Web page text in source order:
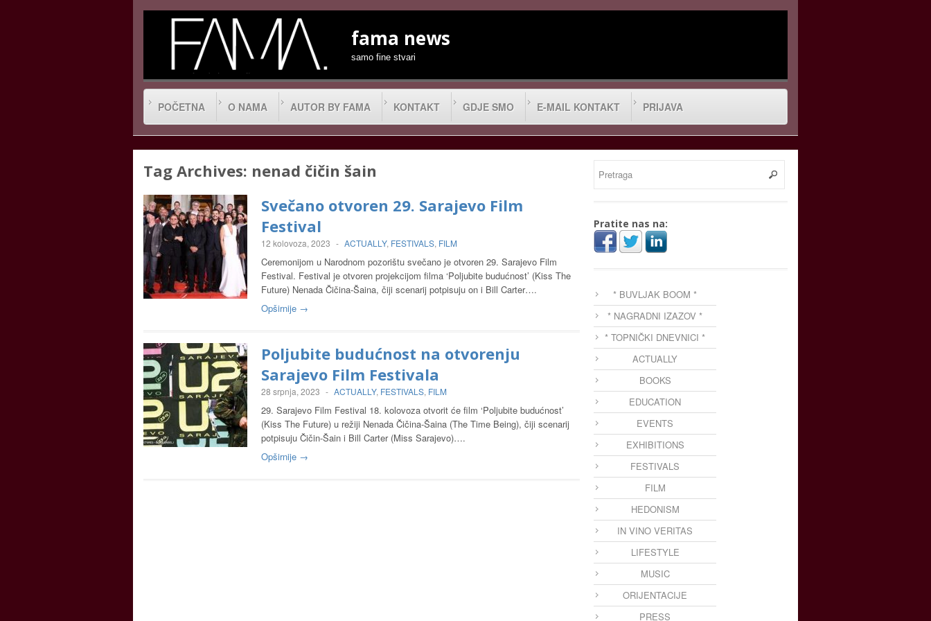
fama news
samo fine stvari
POČETNA O NAMA AUTOR BY FAMA KONTAKT GDJE SMO E-MAIL KONTAKT PRIJAVA
Tag Archives: nenad čičin šain
Svečano otvoren 29. Sarajevo Film
Festival
12 kolovoza, 2023 - ACTUALLY, FESTIVALS, FILM
Ceremonijom u Narodnom pozorištu svečano je otvoren 29. Sarajevo Film
Festival. Festival je otvoren projekcijom filma ‘Poljubite budućnost’ (Kiss The
Future) Nenada Čičina-Šaina, čiji scenarij potpisuju on i Bill Carter….
Opširnije →
Poljubite budućnost na otvorenju
Sarajevo Film Festivala
28 srpnja, 2023 - ACTUALLY, FESTIVALS, FILM
29. Sarajevo Film Festival 18. kolovoza otvorit će film ‘Poljubite budućnost’
(Kiss The Future) u režiji Nenada Čičina-Šaina (The Time Being), čiji scenarij
potpisuju Čičin-Šain i Bill Carter (Miss Sarajevo)….
Opširnije →
Pratite nas na:
* BUVLJAK BOOM *
* NAGRADNI IZAZOV *
* TOPNIČKI DNEVNICI *
ACTUALLY
BOOKS
EDUCATION
EVENTS
EXHIBITIONS
FESTIVALS
FILM
HEDONISM
IN VINO VERITAS
LIFESTYLE
MUSIC
ORIJENTACIJE
PRESS